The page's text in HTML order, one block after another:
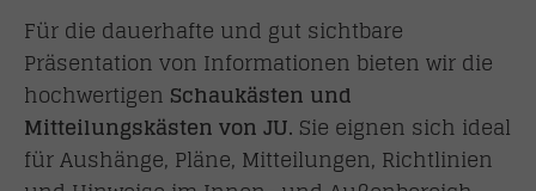
Für die dauerhafte und gut sichtbare
Präsentation von Informationen bieten wir die
hochwertigen Schaukästen und
Mitteilungskästen von JU. Sie eignen sich ideal
für Aushänge, Pläne, Mitteilungen, Richtlinien